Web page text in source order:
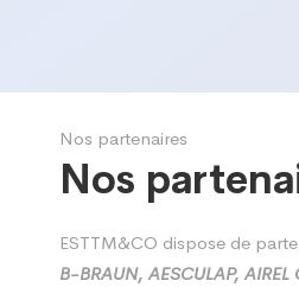
Nos partenaires​
Nos
ESTTM&CO dispose de
B-BRAUN, AESCULAP, AIREL